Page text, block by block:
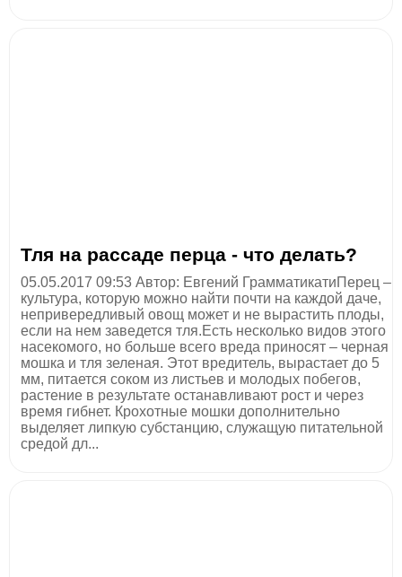
Тля на рассаде перца - что делать?
05.05.2017 09:53 Автор: Евгений ГрамматикатиПерец –
культура, которую можно найти почти на каждой даче,
непривередливый овощ может и не вырастить плоды,
если на нем заведется тля.Есть несколько видов этого
насекомого, но больше всего вреда приносят – черная
мошка и тля зеленая. Этот вредитель, вырастает до 5
мм, питается соком из листьев и молодых побегов,
растение в результате останавливают рост и через
время гибнет. Крохотные мошки дополнительно
выделяет липкую субстанцию, служащую питательной
средой дл...